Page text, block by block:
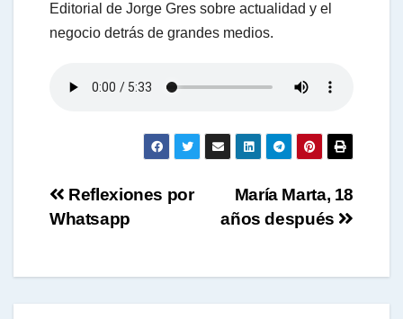
A
p
Editorial de Jorge Gres sobre actualidad y el
negocio detrás de grandes medios.
Navegación
entradas
María Marta, 18
años después
Reflexiones por
Whatsapp